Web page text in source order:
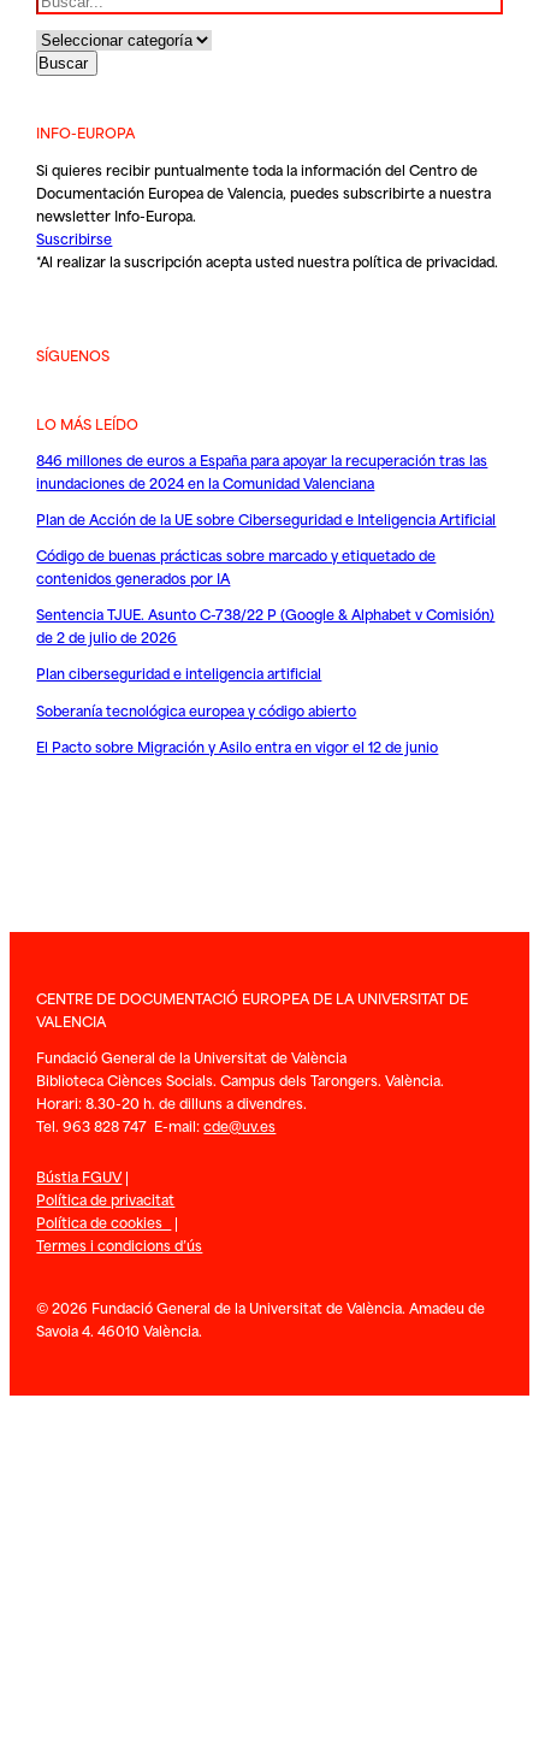
INFO-EUROPA
Si quieres recibir puntualmente toda la información del Centro de
Documentación Europea de Valencia, puedes subscribirte a nuestra
newsletter Info-Europa.
Suscribirse
*Al realizar la suscripción acepta usted nuestrapolítica de privacidad.
SÍGUENOS
LO MÁS LEÍDO
846 millones de euros a España para apoyar la recuperación tras las
inundaciones de 2024 en la Comunidad Valenciana
Plan de Acción de la UE sobre Ciberseguridad e Inteligencia Artificial
Código de buenas prácticas sobre marcado y etiquetado de
contenidos generados por IA
Sentencia TJUE. Asunto C-738/22 P (Google & Alphabet v Comisión)
de 2 de julio de 2026
Plan ciberseguridad e inteligencia artificial
Soberanía tecnológica europea y código abierto
El Pacto sobre Migración y Asilo entra en vigor el 12 de junio
CENTRE DE DOCUMENTACIÓ EUROPEA DE LA UNIVERSITAT DE
VALENCIA
Fundació General de la Universitat de València
Biblioteca Ciènces Socials. Campus dels Tarongers. València.
Horari: 8.30-20 h. de dilluns a divendres.
Tel. 963 828 747 E-mail:cde@uv.es
Bústia FGUV|
Política de privacitat
Política de cookies |
Termes i condicions d’ús
© 2026 Fundació General de la Universitat de València. Amadeu de
Savoia 4. 46010 València.